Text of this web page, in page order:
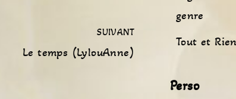
SUIVANT
Le temps (LylouAnne)
genre
Tout et Rien
Perso